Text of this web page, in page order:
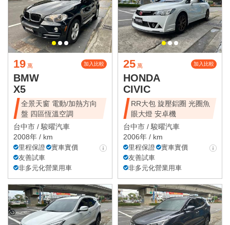
19 萬 加入比較
BMW
X5
全景天窗 電動/加熱方向
盤 四區恆溫空調
台中市 / 駿曜汽車
2008年 / km
里程保證
實車實價
友善試車
非多元化營業用車
25 萬 加入比較
HONDA
CIVIC
RR大包 旋壓鋁圈 光圈魚
眼大燈 安卓機
台中市 / 駿曜汽車
2006年 / km
里程保證
實車實價
友善試車
非多元化營業用車